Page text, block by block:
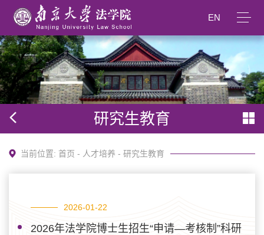
EN
研究生教育
当前位置: 首页 - 人才培养 - 研究生教育
2026-01-22
2026年法学院博士生招生“申请—考核制”科研